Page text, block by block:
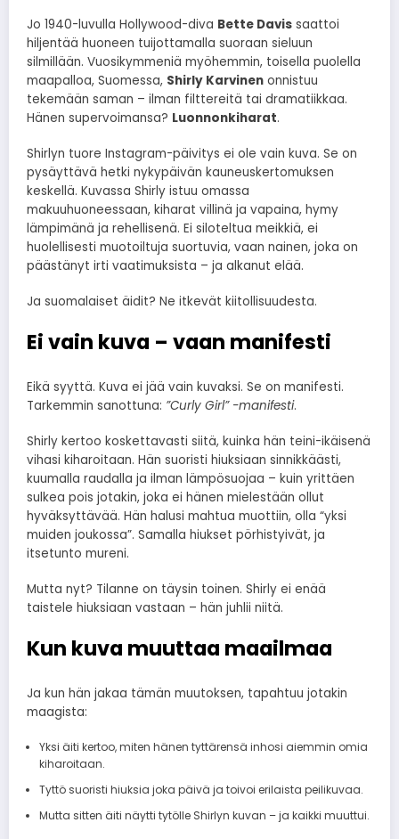
Jo 1940-luvulla Hollywood-diva Bette Davis saattoi
hiljentää huoneen tuijottamalla suoraan sieluun
silmillään. Vuosikymmeniä myöhemmin, toisella puolella
maapalloa, Suomessa, Shirly Karvinen onnistuu
tekemään saman – ilman filttereitä tai dramatiikkaa.
Hänen supervoimansa? Luonnonkiharat.
Shirlyn tuore Instagram-päivitys ei ole vain kuva. Se on
pysäyttävä hetki nykypäivän kauneuskertomuksen
keskellä. Kuvassa Shirly istuu omassa
makuuhuoneessaan, kiharat villinä ja vapaina, hymy
lämpimänä ja rehellisenä. Ei siloteltua meikkiä, ei
huolellisesti muotoiltuja suortuvia, vaan nainen, joka on
päästänyt irti vaatimuksista – ja alkanut elää.
Ja suomalaiset äidit? Ne itkevät kiitollisuudesta.
Ei vain kuva – vaan manifesti
Eikä syyttä. Kuva ei jää vain kuvaksi. Se on manifesti.
Tarkemmin sanottuna: ”Curly Girl” -manifesti.
Shirly kertoo koskettavasti siitä, kuinka hän teini-ikäisenä
vihasi kiharoitaan. Hän suoristi hiuksiaan sinnikkäästi,
kuumalla raudalla ja ilman lämpösuojaa – kuin yrittäen
sulkea pois jotakin, joka ei hänen mielestään ollut
hyväksyttävää. Hän halusi mahtua muottiin, olla “yksi
muiden joukossa”. Samalla hiukset pörhistyivät, ja
itsetunto mureni.
Mutta nyt? Tilanne on täysin toinen. Shirly ei enää
taistele hiuksiaan vastaan – hän juhlii niitä.
Kun kuva muuttaa maailmaa
Ja kun hän jakaa tämän muutoksen, tapahtuu jotakin
maagista:
Yksi äiti kertoo, miten hänen tyttärensä inhosi aiemmin omia
kiharoitaan.
Tyttö suoristi hiuksia joka päivä ja toivoi erilaista peilikuvaa.
Mutta sitten äiti näytti tytölle Shirlyn kuvan – ja kaikki muuttui.